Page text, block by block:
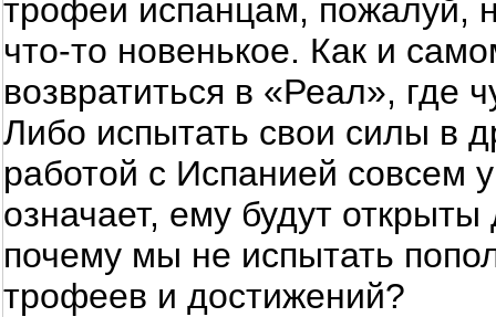
трофеи испанцам, пожалуй,
что-то новенькое. Как и
возвратиться в «Реал», где
Либо испытать свои силы в
работой с Испанией совсем
означает, ему будут
почему мы не испытать
трофеев и достижений?